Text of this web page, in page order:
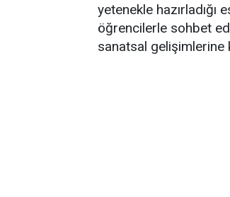
yetenekle
öğrencilerle sohbet
sanatsal gelişimlerine